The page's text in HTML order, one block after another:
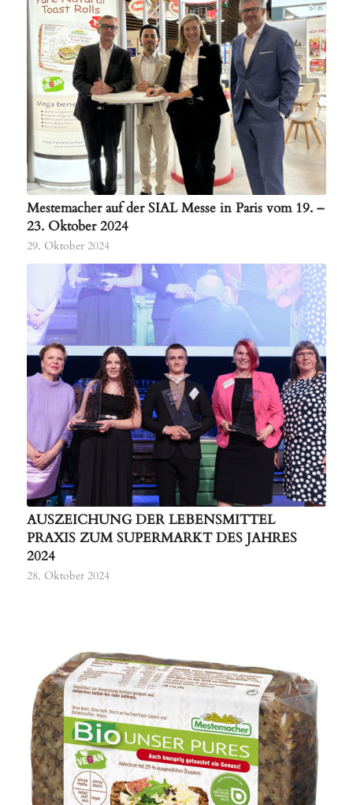
Mestemacher auf der SIAL Messe in Paris vom 19. –
23. Oktober 2024
29. Oktober 2024
AUSZEICHUNG DER LEBENSMITTEL
PRAXIS ZUM SUPERMARKT DES JAHRES
2024
28. Oktober 2024